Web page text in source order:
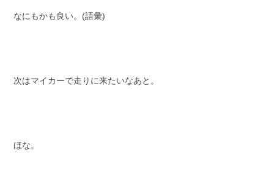
なにもかも良い。(語彙)
次はマイカーで走りに来たいなあと。
ほな。